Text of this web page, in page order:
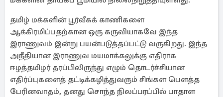
தமிழ் மக்களின் பூர்வீகக் காணிகளை
ஆக்கிரமிப்பதற்கான ஒரு கருவியாகவே இந்த
இராணுவம் இன்று பயன்படுத்தப்பட்டு வருகிறது. இந்த
அநீதியான இராணுவ மயமாக்கலுக்கு எதிராக
ஈழத்தமிழர் தரப்பிலிருந்து எழும் தொடர்ச்சியான
எதிர்ப்புகளைத் தட்டிக்கழித்துவரும் சிங்கள பௌத்த
பேரினவாதம், தனது சொந்த நிலப்பரப்பில் பாதாள